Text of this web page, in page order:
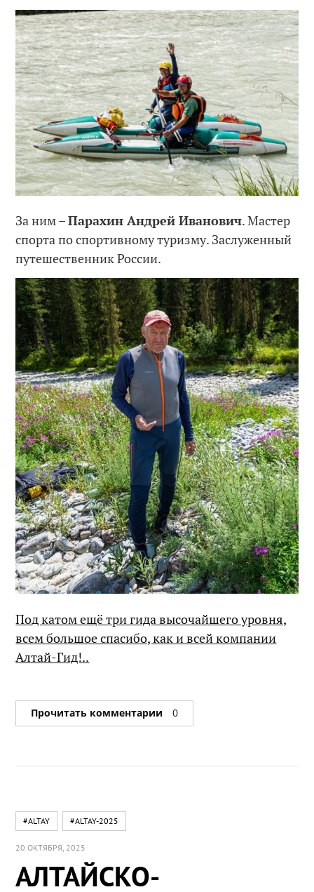
За ним –Парахин Андрей Иванович. Мастер
спорта по спортивному туризму. Заслуженный
путешественник России.
Под катом ещё три гида высочайшего уровня,
всем большое спасибо, как и всей компании
Алтай-Гид!..
Прочитать комментарии 0
#ALTAY #ALTAY-2025
20 ОКТЯБРЯ, 2025
АЛТАЙСКО-